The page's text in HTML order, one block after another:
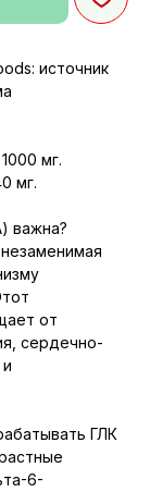
источник
мг.
мг.
важна?
от
сердечно-
ГЛК
6-